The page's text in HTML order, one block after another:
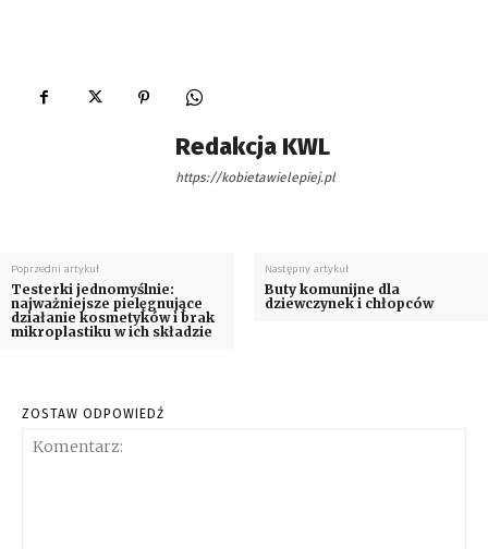
Redakcja KWL
https://kobietawielepiej.pl
Poprzedni artykuł
Testerki jednomyślnie:
najważniejsze pielęgnujące
działanie kosmetyków i brak
mikroplastiku w ich składzie
Następny artykuł
Buty komunijne dla
dziewczynek i chłopców
ZOSTAW ODPOWIEDŹ